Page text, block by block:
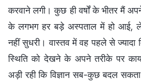
करवाने लगी। कुछ ही वर्षों के भीतर मैं
के लगभग हर बड़े अस्पताल में हो आई,
नहीं सुधरी। वास्तव में वह पहले से ज्यादा
स्थिति को देखने के अपने तरीके पर
अड़ी रही कि विज्ञान सब-कुछ बदल